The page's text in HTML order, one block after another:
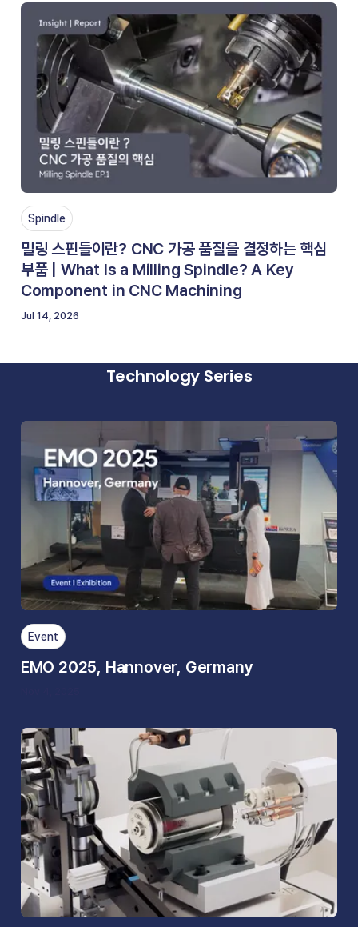
Spindle
밀링 스핀들이란? CNC 가공 품질을 결정하는 핵심
부품 | What Is a Milling Spindle? A Key
Component in CNC Machining
Jul 14, 2026
Technology Series
Event
EMO 2025, Hannover, Germany